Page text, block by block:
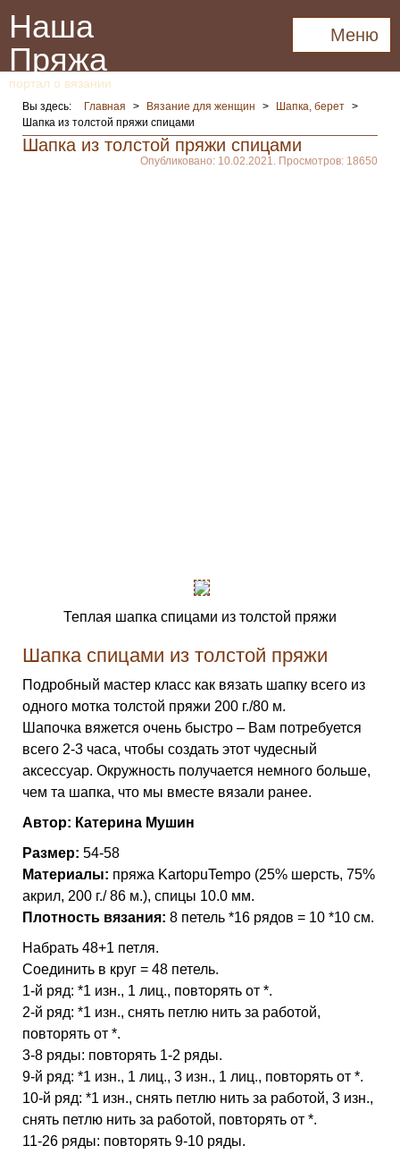
Наша
Пряжа
портал о вязании
Меню
Вы здесь: Главная > Вязание для женщин > Шапка, берет >
Шапка из толстой пряжи спицами
Шапка из толстой пряжи спицами
Опубликовано: 10.02.2021. Просмотров: 18650
Теплая шапка спицами из толстой пряжи
Шапка спицами из толстой пряжи
Подробный мастер класс как вязать шапку всего из
одного мотка толстой пряжи 200 г./80 м.
Шапочка вяжется очень быстро – Вам потребуется
всего 2-3 часа, чтобы создать этот чудесный
аксессуар. Окружность получается немного больше,
чем та шапка, что мы вместе вязали ранее.
Автор: Катерина Мушин
Размер: 54-58
Материалы: пряжа KartopuTempo (25% шерсть, 75%
акрил, 200 г./ 86 м.), спицы 10.0 мм.
Плотность вязания: 8 петель *16 рядов = 10 *10 см.
Набрать 48+1 петля.
Соединить в круг = 48 петель.
1-й ряд: *1 изн., 1 лиц., повторять от *.
2-й ряд: *1 изн., снять петлю нить за работой,
повторять от *.
3-8 ряды: повторять 1-2 ряды.
9-й ряд: *1 изн., 1 лиц., 3 изн., 1 лиц., повторять от *.
10-й ряд: *1 изн., снять петлю нить за работой, 3 изн.,
снять петлю нить за работой, повторять от *.
11-26 ряды: повторять 9-10 ряды.